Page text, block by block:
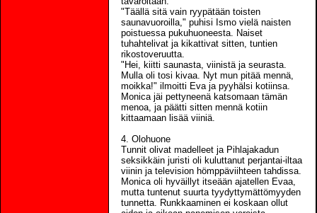
"Täällä sitä vain ryypätään toisten
saunavuoroilla," puhisi Ismo vielä naisten
poistuessa pukuhuoneesta. Naiset
tuhahtelivat ja kikattivat sitten, tuntien
rikostoveruutta.
"Hei, kiitti saunasta, viinistä ja seurasta.
Mulla oli tosi kivaa. Nyt mun pitää mennä,
moikka!" ilmoitti Eva ja pyyhälsi kotiinsa.
Monica jäi pettyneenä katsomaan tämän
menoa, ja päätti sitten mennä kotiin
kittaamaan lisää viiniä.
4. Olohuone
Tunnit olivat madelleet ja Pihlajakadun
seksikkäin juristi oli kuluttanut perjantai-iltaa
viinin ja television hömppäviihteen tahdissa.
Monica oli hyväillyt itseään ajatellen Evaa,
mutta tuntenut suurta tyydyttymättömyyden
tunnetta. Runkkaaminen ei koskaan ollut